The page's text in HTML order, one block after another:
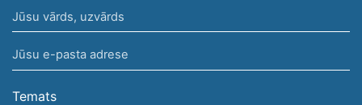
Jūsu
vārds,
uzvārds
Jūsu
e-
pasta
Temats